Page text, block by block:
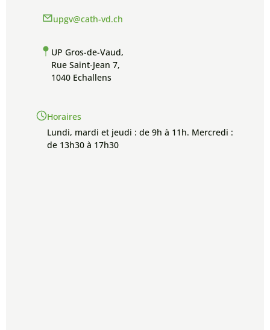
upgv@cath-vd.ch
UP Gros-de-Vaud,
Rue Saint-Jean 7,
1040 Echallens
Horaires
Lundi, mardi et jeudi : de 9h à 11h. Mercredi :
de 13h30 à 17h30